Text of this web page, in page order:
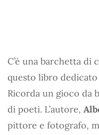
C’è una barchetta
questo libro
Ricorda un gioco da
di poeti. L’autore,
pittore e fotografo,